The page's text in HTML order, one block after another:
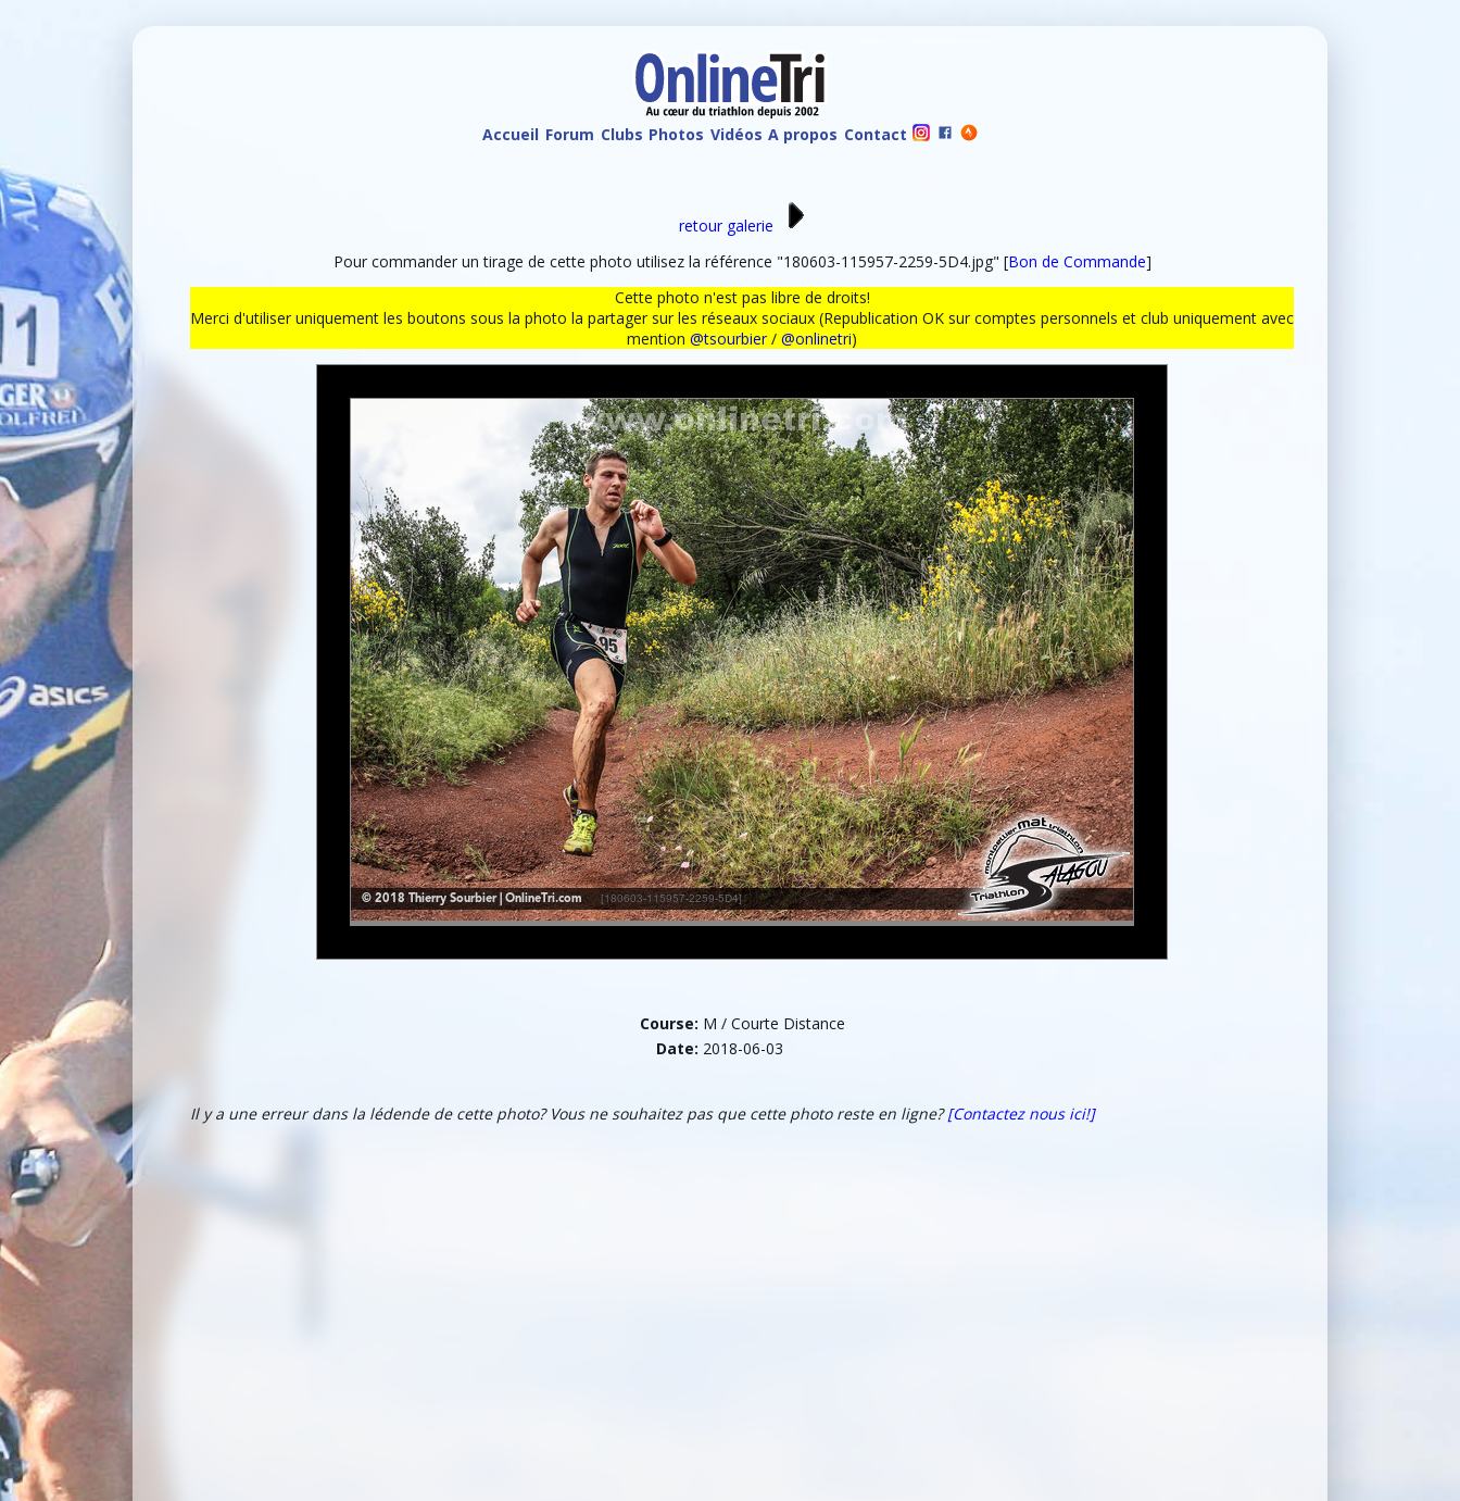
Accueil Forum Clubs Photos Vidéos A propos Contact
retour galerie
Pour commander un tirage de cette photo utilisez la référence "180603-115957-2259-5D4.jpg" [Bon de Commande]
Cette photo n'est pas libre de droits!
Merci d'utiliser uniquement les boutons sous la photo la partager sur les réseaux sociaux (Republication OK sur comptes personnels et club uniquement avec
mention @tsourbier/ @onlinetri)
Course: M / Courte Distance
Date: 2018-06-03
Il y a une erreur dans la lédende de cette photo? Vous ne souhaitez pas que cette photo reste en ligne?[Contactez nous ici!]